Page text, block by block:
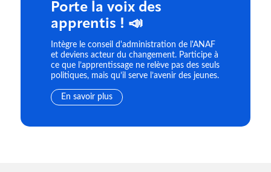
Porte la voix des
apprentis ! 📣
Intègre le conseil d'administration de l'ANAF
et deviens acteur du changement. Participe à
ce que l’apprentissage ne relève pas des seuls
politiques, mais qu’il serve l’avenir des jeunes.
En savoir plus